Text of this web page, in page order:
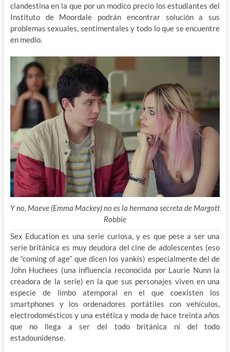
clandestina en la que por un modico precio los estudiantes del
Instituto de Moordale podrán encontrar solución a sus
problemas sexuales, sentimentales y todo lo que se encuentre
en medio.
Y no, Maeve (Emma Mackey) no es la hermana secreta de Margott
Robbie
Sex Education es una serie curiosa, y es que pese a ser una
serie británica es muy deudora del cine de adolescentes (eso
de “coming of age” que dicen los yankis) especialmente del de
John Huchees (una influencia reconocida por Laurie Nunn la
creadora de la serie) en la que sus personajes viven en una
especie de limbo atemporal en el que coexisten los
smartphones y los ordenadores portátiles con vehículos,
electrodomésticos y una estética y moda de hace treinta años
que no llega a ser del todo británica ni del todo
estadounidense.